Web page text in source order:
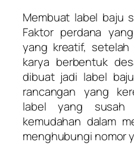
Membuat label baju
Faktor perdana
yang kreatif,
karya berbentuk
dibuat jadi label
rancangan yang
label yang susah
kemudahan dalam
menghubungi nomor